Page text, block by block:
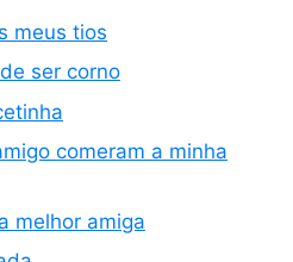
meus tios
ser corno
comeram a minha
melhor amiga